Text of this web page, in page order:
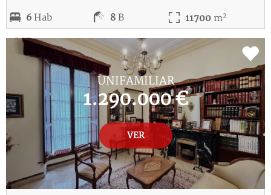
REF:4-115284-I
6 Hab 8 B 11700 m2
UNIFAMILIAR
1.290.000 €
VER